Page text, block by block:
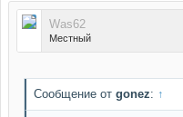
Was62
Местный
Сообщение от gonez: ↑